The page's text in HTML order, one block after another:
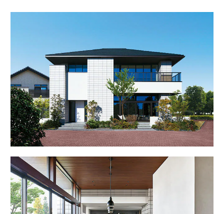
多彩な動画やこだわりが詰まった建築実例、注目の最新情報など、住
海外事業
ミサワアイデンティティ